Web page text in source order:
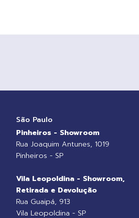
São Paulo
Pinheiros - Showroom
Rua Joaquim Antunes, 1019
Pinheiros - SP
Vila Leopoldina - Showroom,
Retirada e Devolução
Rua Guaipá, 913
Vila Leopoldina - SP